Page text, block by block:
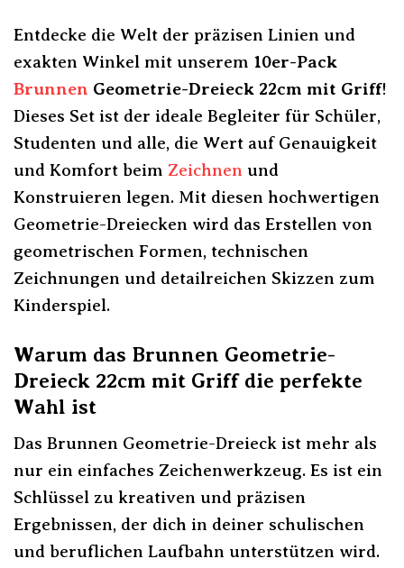
Entdecke die Welt der präzisen Linien und
exakten Winkel mit unserem 10er-Pack
Brunnen Geometrie-Dreieck 22cm mit Griff!
Dieses Set ist der ideale Begleiter für Schüler,
Studenten und alle, die Wert auf Genauigkeit
und Komfort beim Zeichnen und
Konstruieren legen. Mit diesen hochwertigen
Geometrie-Dreiecken wird das Erstellen von
geometrischen Formen, technischen
Zeichnungen und detailreichen Skizzen zum
Kinderspiel.
Warum das Brunnen Geometrie-
Dreieck 22cm mit Griff die perfekte
Wahl ist
Das Brunnen Geometrie-Dreieck ist mehr als
nur ein einfaches Zeichenwerkzeug. Es ist ein
Schlüssel zu kreativen und präzisen
Ergebnissen, der dich in deiner schulischen
und beruflichen Laufbahn unterstützen wird.